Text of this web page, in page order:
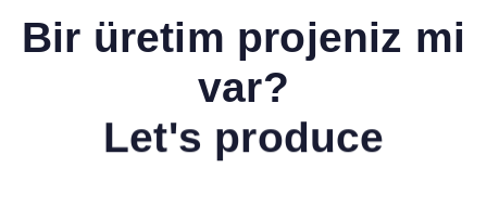
Bir üretim projeniz mi
var?
Let's produce